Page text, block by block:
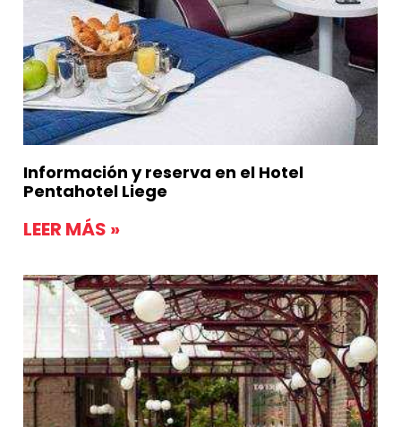
Información y reserva en el Hotel
Pentahotel Liege
LEER MÁS »